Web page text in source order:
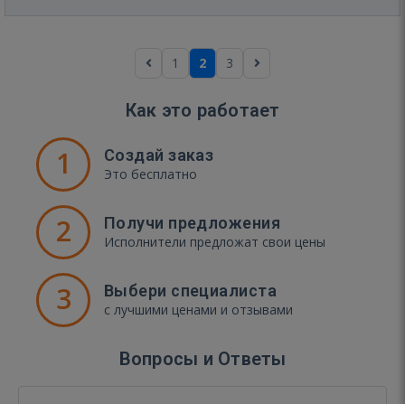
1 2 3
Как это работает
1 Создай заказ
Это бесплатно
2 Получи предложения
Исполнители предложат свои цены
3 Выбери специалиста
с лучшими ценами и отзывами
Вопросы и Ответы